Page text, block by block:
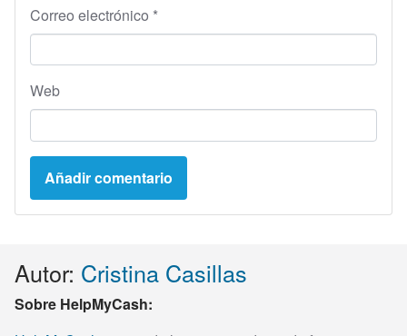
Correo electrónico *
Web
Autor: Cristina Casillas
Sobre HelpMyCash: